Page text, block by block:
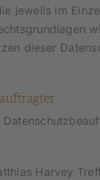
jeweils im
dieser
Harvey